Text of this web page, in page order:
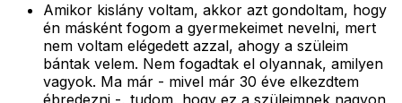
Amikor kislány voltam, akkor azt gondoltam, hogy
én másként fogom a gyermekeimet nevelni, mert
nem voltam elégedett azzal, ahogy a szüleim
bántak velem. Nem fogadtak el olyannak, amilyen
vagyok. Ma már - mivel már 30 éve elkezdtem